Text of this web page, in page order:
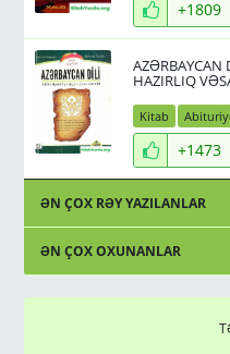
+1809
AZƏRBAYCAN
HAZIRLIQ
Kitab
+1473
ƏN ÇOX RƏY YAZILANLAR
ƏN ÇOX OXUNANLAR